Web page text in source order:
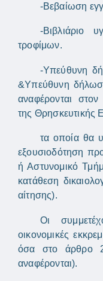
-Βεβαίωση
-Βιβλιάριο
τροφίμων.
-Υπεύθυνη
&Υπεύθυνη
αναφέρονται
της Θρησκευτικής
τα οποία θα
εξουσιοδότηση
ή Αστυνομικό
κατάθεση
αίτησης).
Οι
οικονομικές
όσα στο άρθρο
αναφέρονται).